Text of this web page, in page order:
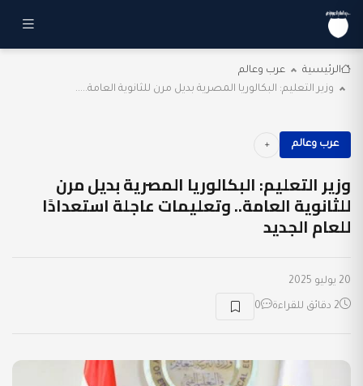
الرئيسية
عرب وعالم
وزير التعليم: البكالوريا المصرية بديل مرن للثانوية العامة.....
عرب وعالم
وزير التعليم: البكالوريا المصرية بديل مرن
للثانوية العامة.. وتعليمات عاجلة استعدادًا
للعام الجديد
20 يوليو 2025
2 دقائق للقراءة 0